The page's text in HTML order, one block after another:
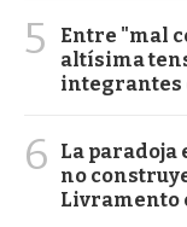
5
Entre "mal
altísima
integrantes
6
La
no
Livramento